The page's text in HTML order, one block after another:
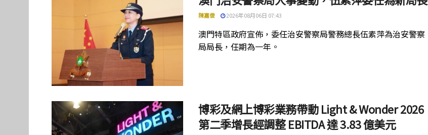
陳嘉俊 2026年08月06日 07:43
澳門特區政府宣佈，委任治安警察局警務總長伍素萍為治安警察
局局長，任期為一年。
博彩及網上博彩業務帶動 Light & Wonder 2026
第二季增長經調整 EBITDA 達 3.83 億美元